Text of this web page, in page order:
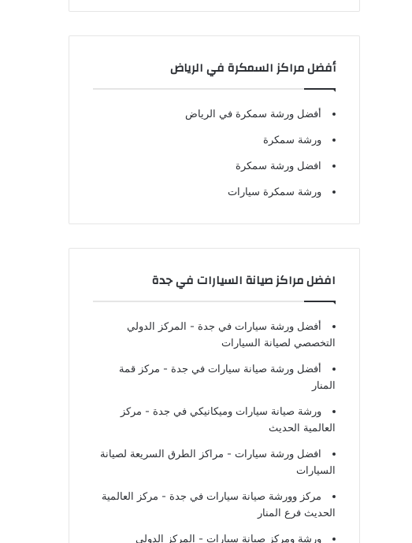
أفضل مراكز السمكرة في الرياض
أفضل ورشة سمكرة في الرياض
ورشة سمكرة
افضل ورشة سمكرة
ورشة سمكرة سيارات
افضل مراكز صيانة السيارات في جدة
أفضل ورشة سيارات في جدة - المركز الدولي
التخصصي لصيانة السيارات
أفضل ورشة صيانة سيارات في جدة - مركز قمة
المنار
ورشة صيانة سيارات وميكانيكي في جدة - مركز
العالمية الحديث
افضل ورشة سيارات - مراكز الطرق السريعة لصيانة
السيارات
مركز وورشة صيانة سيارات في جدة - مركز العالمية
الحديث فرع المنار
ورشة ومركز صيانة سيارات - المركز الدولي